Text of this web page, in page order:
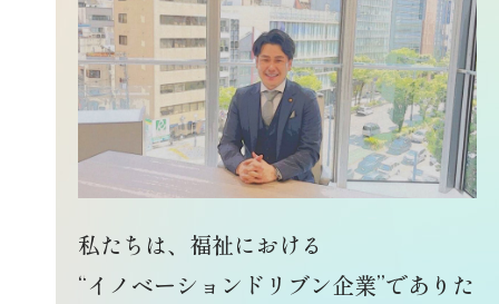
私たちは、福祉における
“イノベーションドリブン企業”でありた